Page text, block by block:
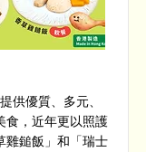
供優質、多元、
食，近年更以照護
雞鎚飯」和「瑞士